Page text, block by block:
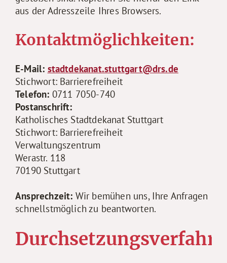
aus der Adresszeile Ihres Browsers.
Kontaktmöglichkeiten:
E-Mail: stadtdekanat.stuttgart@drs.de
Stichwort: Barrierefreiheit
Telefon: 0711 7050-740
Postanschrift:
Katholisches Stadtdekanat Stuttgart
Stichwort: Barrierefreiheit
Verwaltungszentrum
Werastr. 118
70190 Stuttgart
Ansprechzeit: Wir bemühen uns, Ihre Anfragen
schnellstmöglich zu beantworten.